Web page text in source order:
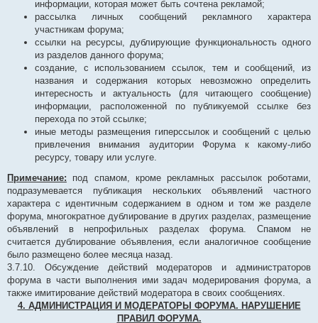
информации, которая может быть сочтена рекламой;
рассылка личных сообщений рекламного характера
участникам форума;
ссылки на ресурсы, дублирующие функциональность одного
из разделов данного форума;
создание, с использованием ссылок, тем и сообщений, из
названия и содержания которых невозможно определить
интересность и актуальность (для читающего сообщение)
информации, расположенной по публикуемой ссылке без
перехода по этой ссылке;
иные методы размещения гиперссылок и сообщений с целью
привлечения внимания аудитории Форума к какому-либо
ресурсу, товару или услуге.
Примечание: под спамом, кроме рекламных рассылок роботами,
подразумевается публикация нескольких объявлений частного
характера с идентичным содержанием в одном и том же разделе
форума, многократное дублирование в других разделах, размещение
объявлений в непрофильных разделах форума. Спамом не
считается дублирование объявления, если аналогичное сообщение
было размещено более месяца назад.
3.7.10. Обсуждение действий модераторов и администраторов
форума в части выполнения ими задач модерирования форума, а
также имитирование действий модератора в своих сообщениях.
4. АДМИНИСТРАЦИЯ И МОДЕРАТОРЫ ФОРУМА. НАРУШЕНИЕ
ПРАВИЛ ФОРУМА.